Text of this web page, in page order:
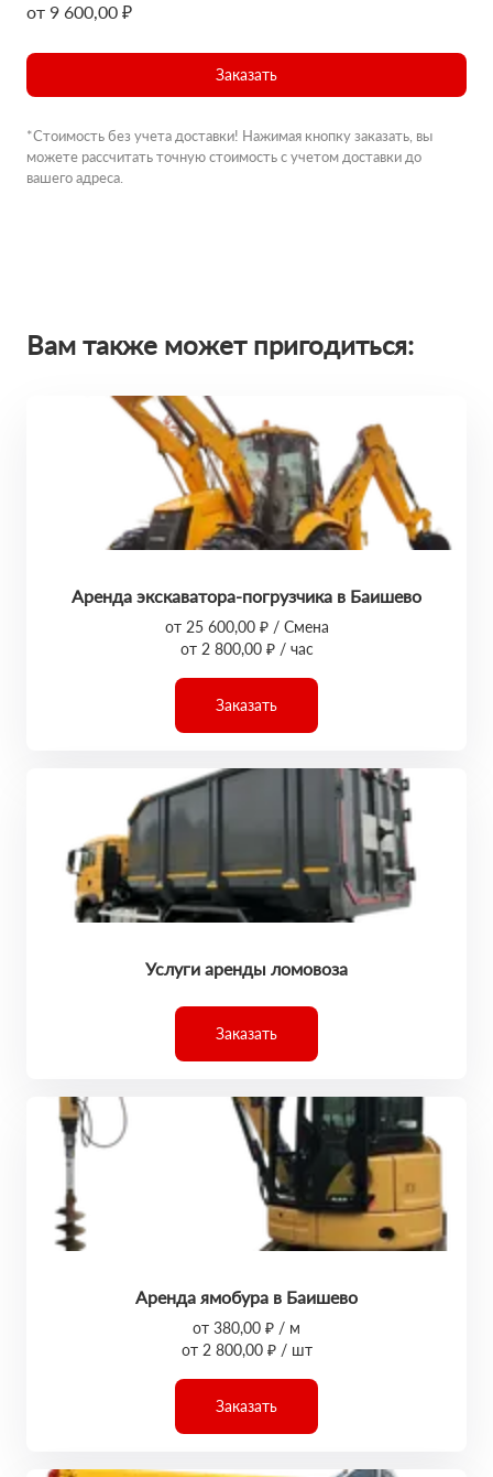
от 9 600,00 ₽
Заказать
*Стоимость без учета доставки! Нажимая кнопку заказать, вы
можете рассчитать точную стоимость с учетом доставки до
вашего адреса.
Вам также может пригодиться:
Аренда экскаватора-погрузчика в Баишево
от 25 600,00 ₽ / Смена
от 2 800,00 ₽ / час
Заказать
Услуги аренды ломовоза
Заказать
Аренда ямобура в Баишево
от 380,00 ₽ / м
от 2 800,00 ₽ / шт
Заказать